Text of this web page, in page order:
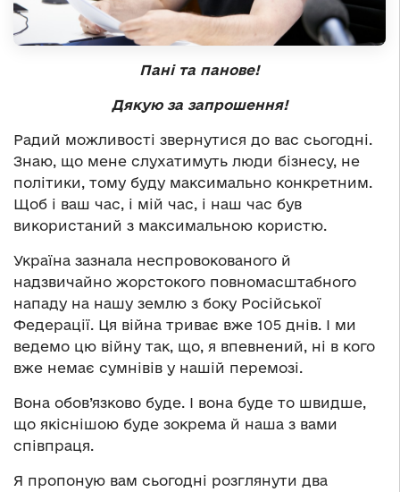
Пані та панове!
Дякую за запрошення!
Радий можливості звернутися до вас сьогодні.
Знаю, що мене слухатимуть люди бізнесу, не
політики, тому буду максимально конкретним.
Щоб і ваш час, і мій час, і наш час був
використаний з максимальною користю.
Україна зазнала неспровокованого й
надзвичайно жорстокого повномасштабного
нападу на нашу землю з боку Російської
Федерації. Ця війна триває вже 105 днів. І ми
ведемо цю війну так, що, я впевнений, ні в кого
вже немає сумнівів у нашій перемозі.
Вона обов’язково буде. І вона буде то швидше,
що якіснішою буде зокрема й наша з вами
співпраця.
Я пропоную вам сьогодні розглянути два